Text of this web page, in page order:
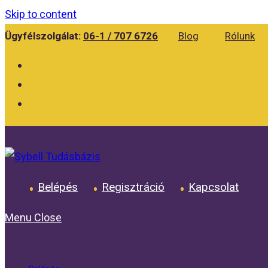
Skip to content
Ügyfélszolgálat: 06-1 / 707 6726 Blog Rólunk
Belépés Regisztráció Kapcsolat
Menu Close